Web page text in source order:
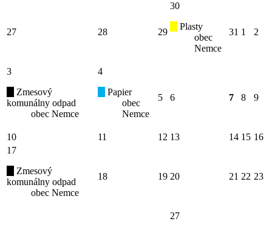
27 28 29
30
Plasty
obec
Nemce
31 1 2
3
Zmesový
komunálny odpad
obec Nemce
4
Papier
obec
Nemce
5 6 7 8 9
10 11 12 13 14 15 16
17
Zmesový
komunálny odpad
obec Nemce
18 19 20 21 22 23
27